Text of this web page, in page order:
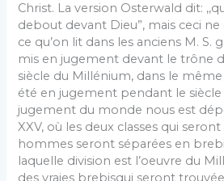
Christ. La version Osterwald dit:
debout devant Dieu”, mais ceci
ce qu’on lit dans les anciens M. S.
mis en jugement devant le trône
siècle du Millénium, dans le même
été en jugement pendant le siècle
jugement du monde nous est
XXV, où les deux classes qui
hommes seront séparées en
laquelle division est l’oeuvre du
des vraies brebisqui seront